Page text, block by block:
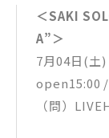
＜SAKI
A”＞
7月04日(土
open15:00
（問）